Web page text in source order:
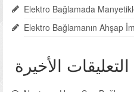
Elektro Bağlamada
Elektro Bağlamanın Ahşap
التعليقات الأخيرة